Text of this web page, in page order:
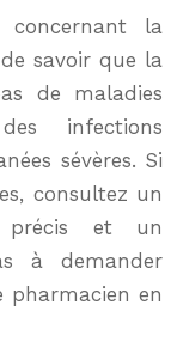
concernant la
savoir que la
de maladies
infections
sévères. Si
consultez un
précis et un
à demander
pharmacien en